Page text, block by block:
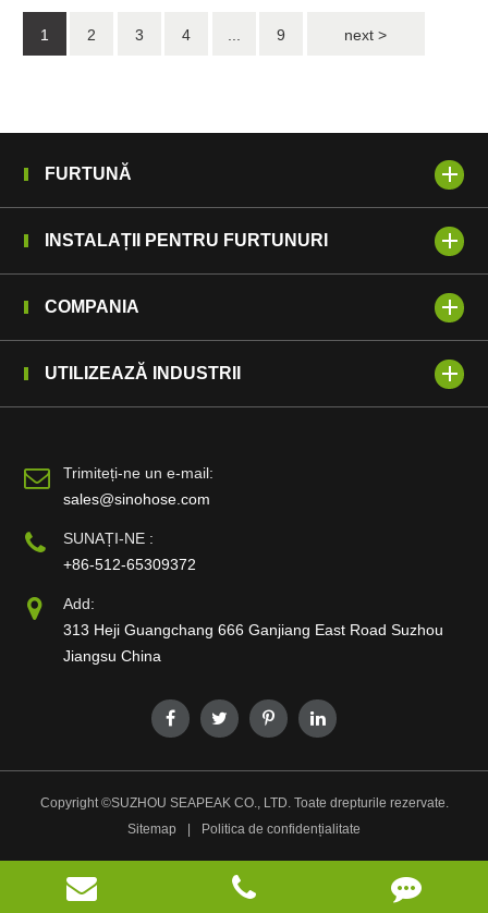
1 2 3 4 9 next >
FURTUNĂ
INSTALAȚII PENTRU FURTUNURI
COMPANIA
UTILIZEAZĂ INDUSTRII
Trimiteți-ne un e-mail:
sales@sinohose.com
SUNAȚI-NE :
+86-512-65309372
Add:
313 Heji Guangchang 666 Ganjiang East Road Suzhou
Jiangsu China
Copyright ©SUZHOU SEAPEAK CO., LTD.Toate drepturile rezervate.
Sitemap
Politica de confidențialitate